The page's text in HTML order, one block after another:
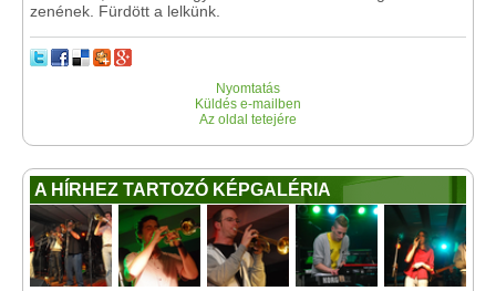
zenének. Fürdött a lelkünk.
Nyomtatás
Küldés e-mailben
Az oldal tetejére
A HÍRHEZ TARTOZÓ KÉPGALÉRIA